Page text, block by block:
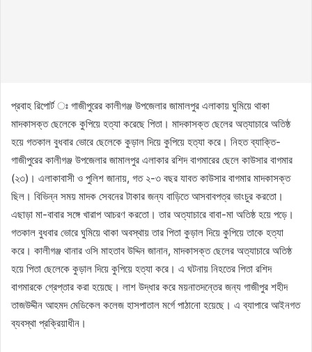
প্রবাহ রিপোর্ট ঃ গাজীপুরের কালীগঞ্জ উপজেলার জামালপুর এলাকায় ঘুমিয়ে থাকা
মাদকাসক্ত ছেলেকে কুপিয়ে হত্যা করেছে পিতা। মাদকাসক্ত ছেলের অত্যাচারে অতিষ্ঠ
হয়ে গতকাল বুধবার ভোরে ছেলেকে কুড়াল দিয়ে কুপিয়ে হত্যা করে। নিহত ব্যাক্তি-
গাজীপুরের কালীগঞ্জ উপজেলার জামালপুর এলাকার রশিদ বাগমারের ছেলে কাউসার বাগমার
(২৩)। এলাকাবাসী ও পুলিশ জানায়, গত ২-৩ বছর যাবত কাউসার বাগমার মাদকাসক্ত
ছিল। বিভিন্ন সময় মাদক সেবনের টাকার জন্য বাড়িতে আসবাবপত্র ভাংচুর করতো।
এছাড়া মা-বাবার সঙ্গে খারাপ আচরণ করতো। তার অত্যাচারে বাবা-মা অতিষ্ঠ হয়ে পড়ে।
গতকাল বুধবার ভোরে ঘুমিয়ে থাকা অবস্থায় তার পিতা কুড়াল দিয়ে কুপিয়ে তাকে হত্যা
করে। কালীগঞ্জ থানার ওসি মাহতাব উদ্দিন জানান, মাদকাসক্ত ছেলের অত্যাচারে অতিষ্ঠ
হয়ে পিতা ছেলেকে কুড়াল দিয়ে কুপিয়ে হত্যা করে। এ ঘটনায় নিহতের পিতা রশিদ
বাগমারকে গ্রেপ্তার করা হয়েছে। লাশ উদ্ধার করে ময়নাতদন্তের জন্য গাজীপুর শহীদ
তাজউদ্দীন আহমদ মেডিকেল কলেজ হাসপাতাল মর্গে পাঠানো হয়েছে। এ ব্যাপারে আইনগত
ব্যবস্থা প্রক্রিয়াধীন।